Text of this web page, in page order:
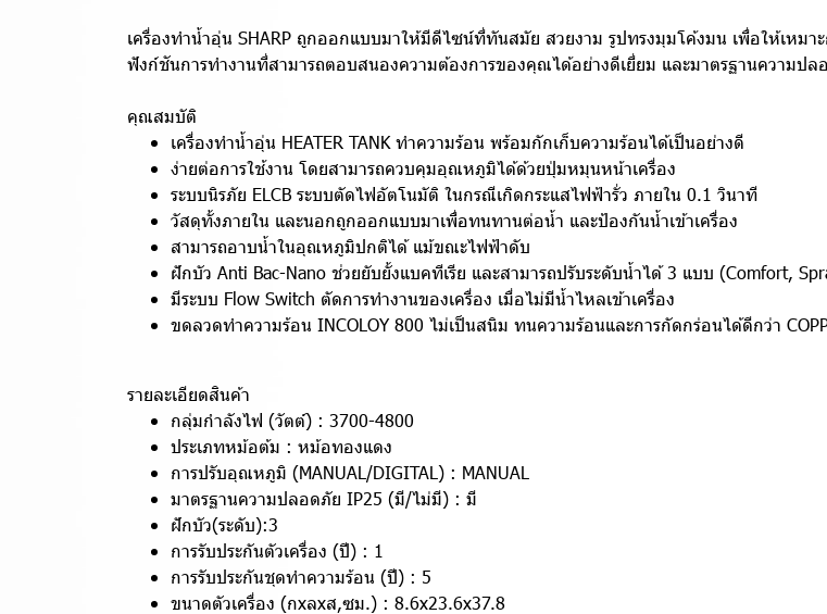
เครื่องทำน้ำอุ่น SHARP ถูกออกแบบมาให้มีดีไซน์ที่ทันสมัย สวยงาม รูปทรงมุมโค้งมน เพื่อให้เหม
ฟังก์ชันการทำงานที่สามารถตอบสนองความต้องการของคุณได้อย่างดีเยี่ยม และมาตรฐานความป
คุณสมบัติ
เครื่องทำน้ำอุ่น HEATER TANK ทำความร้อน พร้อมกักเก็บความร้อนได้เป็นอย่างดี
ง่ายต่อการใช้งาน โดยสามารถควบคุมอุณหภูมิได้ด้วยปุ่มหมุนหน้าเครื่อง
ระบบนิรภัย ELCB ระบบตัดไฟอัตโนมัติ ในกรณีเกิดกระแสไฟฟ้ารั่ว ภายใน 0.1 วินาที
วัสดุทั้งภายใน และนอกถูกออกแบบมาเพื่อทนทานต่อน้ำ และป้องกันน้ำเข้าเครื่อง
สามารถอาบน้ำในอุณหภูมิปกติได้ แม้ขณะไฟฟ้าดับ
ฝักบัว Anti Bac-Nano ช่วยยับยั้งแบคทีเรีย และสามารถปรับระดับน้ำได้ 3 แบบ (Comfort,
มีระบบ Flow Switch ตัดการทำงานของเครื่อง เมื่อไม่มีน้ำไหลเข้าเครื่อง
ขดลวดทำความร้อน INCOLOY 800 ไม่เป็นสนิม ทนความร้อนและการกัดกร่อนได้ดีกว่า
รายละเอียดสินค้า
กลุ่มกำลังไฟ (วัตต์) : 3700-4800
ประเภทหม้อต้ม : หม้อทองแดง
การปรับอุณหภูมิ (MANUAL/DIGITAL) : MANUAL
มาตรฐานความปลอดภัย IP25 (มี/ไม่มี) : มี
ฝักบัว(ระดับ):3
การรับประกันตัวเครื่อง (ปี) : 1
การรับประกันชุดทำความร้อน (ปี) : 5
ขนาดตัวเครื่อง (กxลxส,ซม.) : 8.6x23.6x37.8